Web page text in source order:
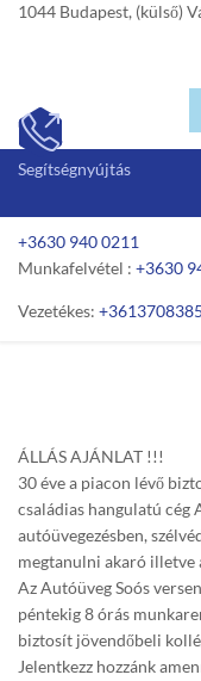
1044 Budapest, (külső)

Segítségnyújtás
+3630 940 0211
Munkafelvétel : +3630
Vezetékes: +3613708385
ÁLLÁS AJÁNLAT !!!
30 éve a piacon lévő
családias hangulatú cég
autóüvegezésben,
megtanulni akaró
Az Autóüveg Soós
péntekig 8 órás
biztosít jövendőbeli
Jelentkezz hozzánk